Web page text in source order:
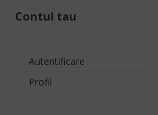
Contul tau
Autentificare
Profil